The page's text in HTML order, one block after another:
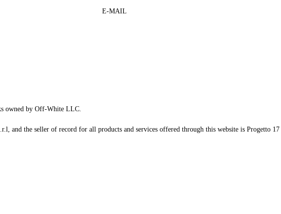
E-MAIL
owned by Off-White LLC.
and the seller of record for all products and services offered through this website is Progetto